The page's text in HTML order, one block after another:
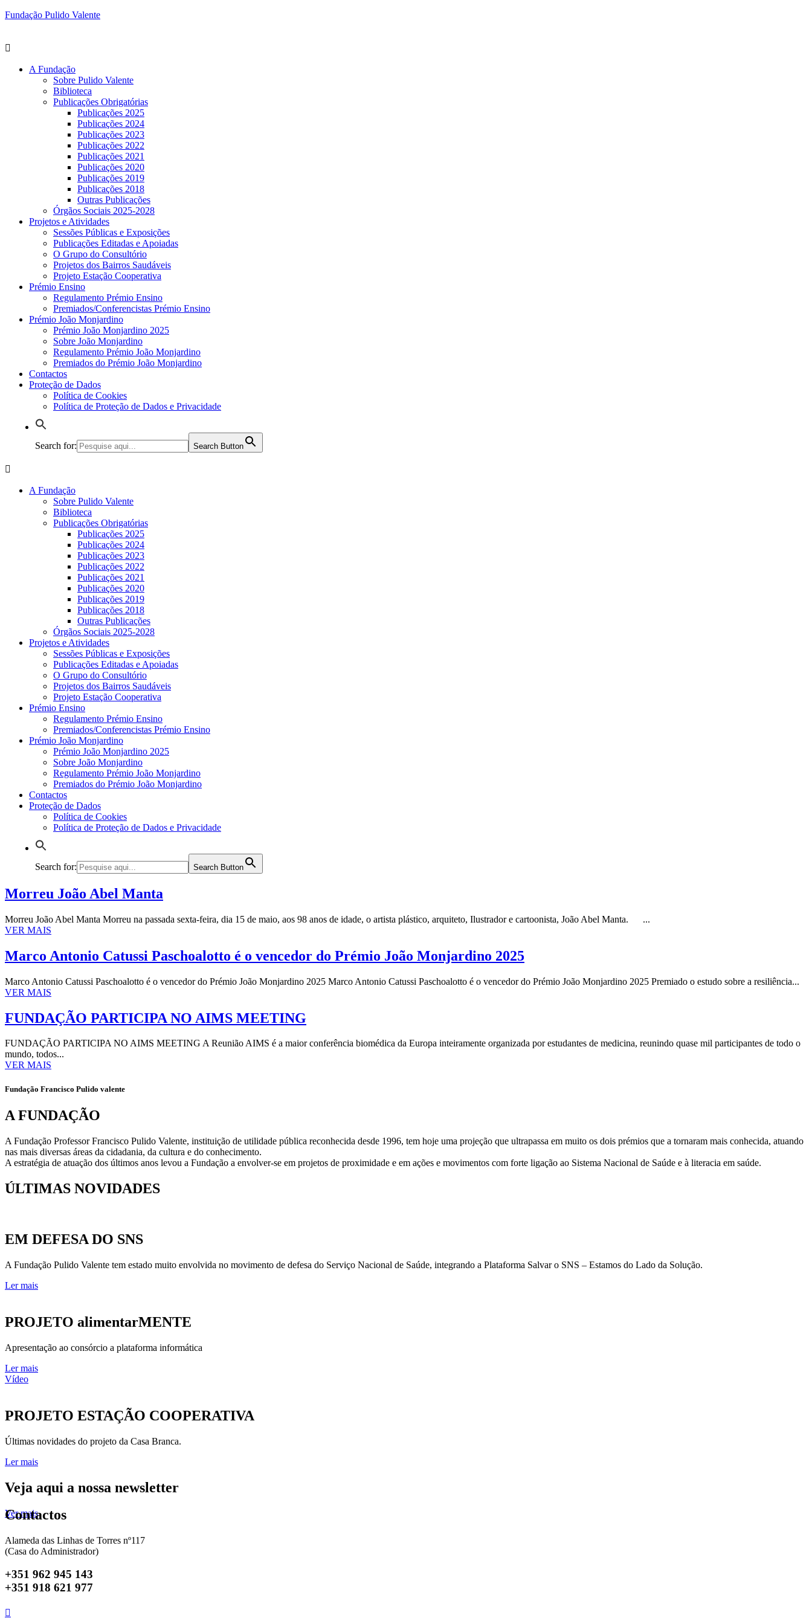
Fundação Pulido Valente
A Fundação
Sobre Pulido Valente
Biblioteca
Publicações Obrigatórias
Publicações 2025
Publicações 2024
Publicações 2023
Publicações 2022
Publicações 2021
Publicações 2020
Publicações 2019
Publicações 2018
Outras Publicações
Órgãos Sociais 2025-2028
Projetos e Atividades
Sessões Públicas e Exposições
Publicações Editadas e Apoiadas
O Grupo do Consultório
Projetos dos Bairros Saudáveis
Projeto Estação Cooperativa
Prémio Ensino
Regulamento Prémio Ensino
Premiados/Conferencistas Prémio Ensino
Prémio João Monjardino
Prémio João Monjardino 2025
Sobre João Monjardino
Regulamento Prémio João Monjardino
Premiados do Prémio João Monjardino
Contactos
Proteção de Dados
Política de Cookies
Política de Proteção de Dados e Privacidade
Search for: Search Button
A Fundação
Sobre Pulido Valente
Biblioteca
Publicações Obrigatórias
Publicações 2025
Publicações 2024
Publicações 2023
Publicações 2022
Publicações 2021
Publicações 2020
Publicações 2019
Publicações 2018
Outras Publicações
Órgãos Sociais 2025-2028
Projetos e Atividades
Sessões Públicas e Exposições
Publicações Editadas e Apoiadas
O Grupo do Consultório
Projetos dos Bairros Saudáveis
Projeto Estação Cooperativa
Prémio Ensino
Regulamento Prémio Ensino
Premiados/Conferencistas Prémio Ensino
Prémio João Monjardino
Prémio João Monjardino 2025
Sobre João Monjardino
Regulamento Prémio João Monjardino
Premiados do Prémio João Monjardino
Contactos
Proteção de Dados
Política de Cookies
Política de Proteção de Dados e Privacidade
Search for: Search Button
Morreu João Abel Manta
Morreu João Abel Manta Morreu na passada sexta-feira, dia 15 de maio, aos 98 anos de idade, o artista plástico, arquiteto, Ilustrador e cartoonista, João Abel Manta. ...
VER MAIS
Marco Antonio Catussi Paschoalotto é o vencedor do Prémio João Monjardino 2025
Marco Antonio Catussi Paschoalotto é o vencedor do Prémio João Monjardino 2025 Marco Antonio Catussi Paschoalotto é o vencedor do Prémio João Monjardino 2025 Premiado o estudo sobre a resiliência...
VER MAIS
FUNDAÇÃO PARTICIPA NO AIMS MEETING
FUNDAÇÃO PARTICIPA NO AIMS MEETING A Reunião AIMS é a maior conferência biomédica da Europa inteiramente organizada por estudantes de medicina, reunindo quase mil participantes de todo o
mundo, todos...
VER MAIS
Fundação Francisco Pulido valente
A FUNDAÇÃO
A Fundação Professor Francisco Pulido Valente, instituição de utilidade pública reconhecida desde 1996, tem hoje uma projeção que ultrapassa em muito os dois prémios que a tornaram mais conhecida, atuando
nas mais diversas áreas da cidadania, da cultura e do conhecimento.
A estratégia de atuação dos últimos anos levou a Fundação a envolver-se em projetos de proximidade e em ações e movimentos com forte ligação ao Sistema Nacional de Saúde e à literacia em saúde.
ÚLTIMAS NOVIDADES
EM DEFESA DO SNS
A Fundação Pulido Valente tem estado muito envolvida no movimento de defesa do Serviço Nacional de Saúde, integrando a Plataforma Salvar o SNS – Estamos do Lado da Solução.
Ler mais
PROJETO alimentarMENTE
Apresentação ao consórcio a plataforma informática
Ler mais
Vídeo
PROJETO ESTAÇÃO COOPERATIVA
Últimas novidades do projeto da Casa Branca.
Ler mais
Veja aqui a nossa newsletter
Ver mais
Contactos
Alameda das Linhas de Torres nº117
(Casa do Administrador)
+351 962 945 143
+351 918 621 977